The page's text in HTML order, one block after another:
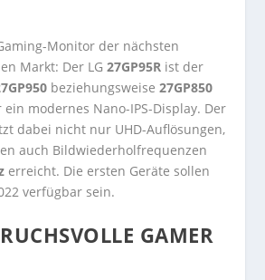
Monitor der nächsten
Markt: Der LG27GP95R ist der
beziehungsweise27GP850
modernes Nano-IPS-Display. Der
dabei nicht nur UHD-Auflösungen,
auch Bildwiederholfrequenzen
erreicht. Die ersten Geräte sollen
verfügbar sein.
GAMER